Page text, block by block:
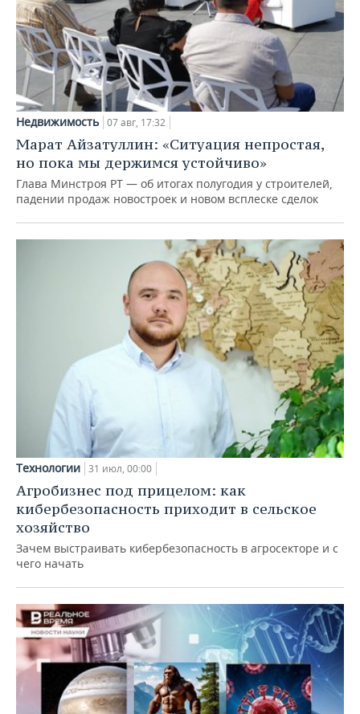
Недвижимость 07 авг, 17:32
Марат Айзатуллин: «Ситуация непростая,
но пока мы держимся устойчиво»
Глава Минстроя РТ — об итогах полугодия у строителей,
падении продаж новостроек и новом всплеске сделок
Технологии 31 июл, 00:00
Агробизнес под прицелом: как
кибербезопасность приходит в сельское
хозяйство
Зачем выстраивать кибербезопасность в агросекторе и с
чего начать